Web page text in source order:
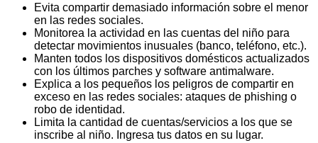
Evita compartir demasiado información sobre el menor
en las redes sociales.
Monitorea la actividad en las cuentas del niño para
detectar movimientos inusuales (banco, teléfono, etc.).
Manten todos los dispositivos domésticos actualizados
con los últimos parches y software antimalware.
Explica a los pequeños los peligros de compartir en
exceso en las redes sociales: ataques de phishing o
robo de identidad.
Limita la cantidad de cuentas/servicios a los que se
inscribe al niño. Ingresa tus datos en su lugar.